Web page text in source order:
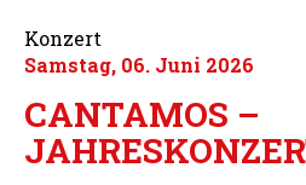
Konzert
Samstag, 06. Juni 2026
CANTAMOS –